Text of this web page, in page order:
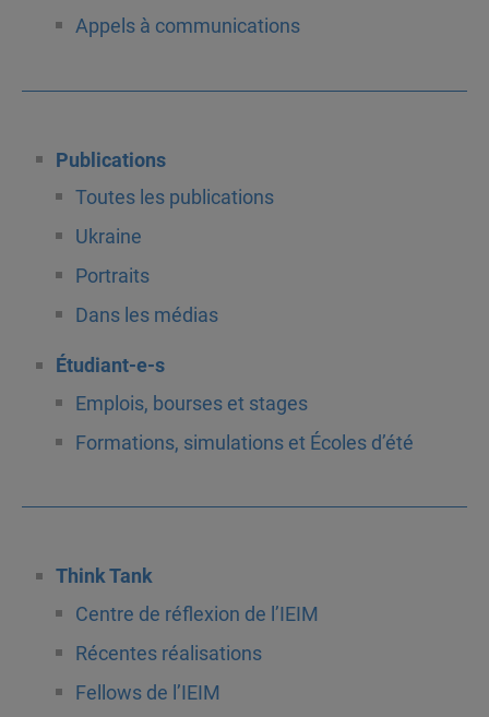
Appels à communications
Publications
Toutes les publications
Ukraine
Portraits
Dans les médias
Étudiant-e-s
Emplois, bourses et stages
Formations, simulations et Écoles d’été
Think Tank
Centre de réflexion de l’IEIM
Récentes réalisations
Fellows de l’IEIM